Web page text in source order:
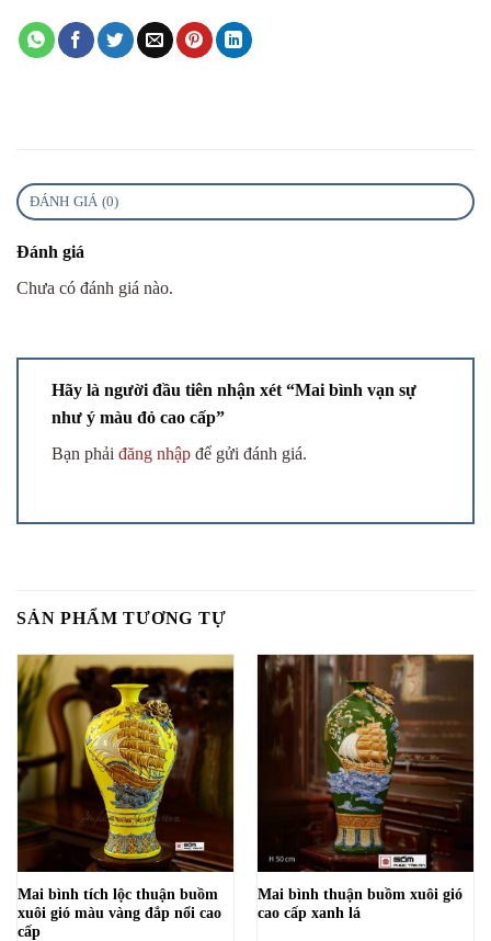
ĐÁNH GIÁ (0)
Đánh giá
Chưa có đánh giá nào.
Hãy là người đầu tiên nhận xét “Mai bình vạn sự
như ý màu đỏ cao cấp”
Bạn phải đăng nhập để gửi đánh giá.
SẢN PHẨM TƯƠNG TỰ
Mai bình tích lộc thuận buồm
xuôi gió màu vàng đắp nổi cao
cấp
Mai bình thuận buồm xuôi gió
cao cấp xanh lá